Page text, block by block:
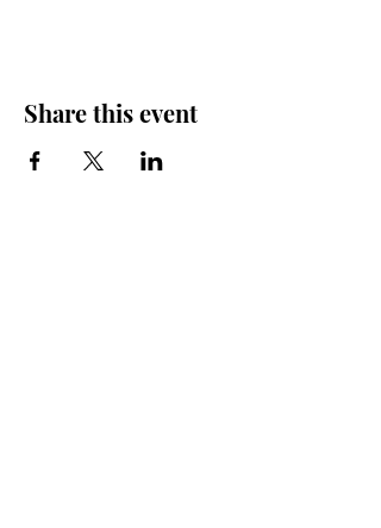
Share this event